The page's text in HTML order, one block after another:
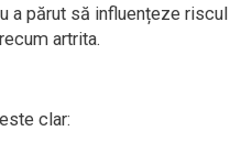
a părut să influențeze riscul
artrita.
clar: